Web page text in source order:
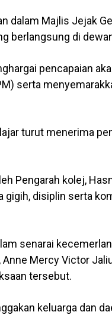
dalam Majlis Jejak
berlangsung di
pencapaian
serta
turut menerima
Pengarah kolej,
gigih, disiplin serta
senarai
Mercy Victor
tersebut.
keluarga dan